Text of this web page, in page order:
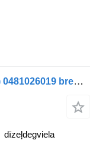
Bosch FH12 1. sērija (01.93.–12.02.) 0481026019 bremžu regulētājvārsts paredzēts Volvo FH12, FH16, NH12, FH, VNL780 (1993-2014) kravas automašīnas
dīzeļdegviela